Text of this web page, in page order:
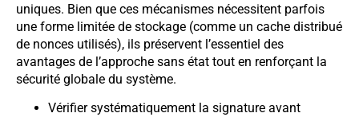
uniques. Bien que ces mécanismes nécessitent parfois
une forme limitée de stockage (comme un cache distribué
de nonces utilisés), ils préservent l’essentiel des
avantages de l’approche sans état tout en renforçant la
sécurité globale du système.
Vérifier systématiquement la signature avant